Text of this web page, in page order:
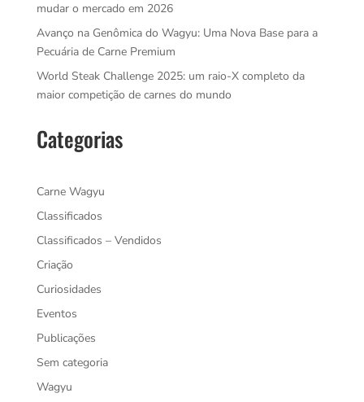
mudar o mercado em 2026
Avanço na Genômica do Wagyu: Uma Nova Base para a
Pecuária de Carne Premium
World Steak Challenge 2025: um raio-X completo da
maior competição de carnes do mundo
Categorias
Carne Wagyu
Classificados
Classificados – Vendidos
Criação
Curiosidades
Eventos
Publicações
Sem categoria
Wagyu